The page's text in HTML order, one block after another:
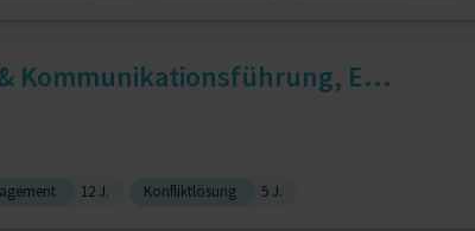
Kommunikationsführung, E...
12 J. Konfliktlösung 5 J.